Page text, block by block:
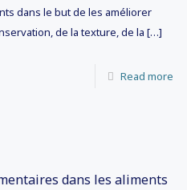
dans le but de les améliorer
de la texture, de la […]
Read more
dans les aliments